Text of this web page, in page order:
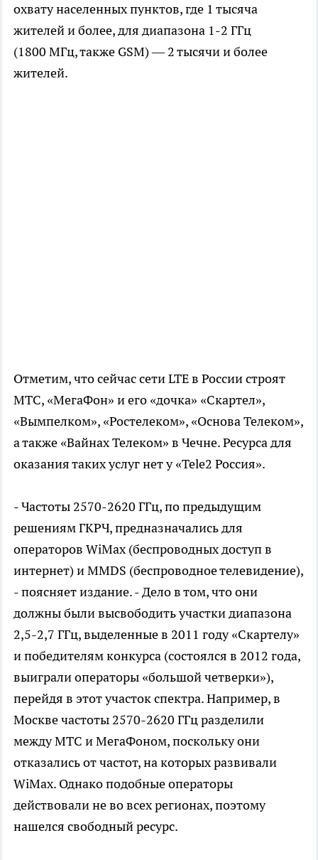
охвату населенных пунктов, где 1 тысяча
жителей и более, для диапазона 1-2 ГГц
(1800 МГц, также GSM) — 2 тысячи и более
жителей.
Отметим, что сейчас сети LTE в России строят
МТС, «МегаФон» и его «дочка» «Скартел»,
«Вымпелком», «Ростелеком», «Основа Телеком»,
а также «Вайнах Телеком» в Чечне. Ресурса для
оказания таких услуг нет у «Tele2 Россия».
- Частоты 2570-2620 ГГц, по предыдущим
решениям ГКРЧ, предназначались для
операторов WiMax (беспроводных доступ в
интернет) и MMDS (беспроводное телевидение),
- поясняет издание. - Дело в том, что они
должны были высвободить участки диапазона
2,5-2,7 ГГц, выделенные в 2011 году «Скартелу»
и победителям конкурса (состоялся в 2012 года,
выиграли операторы «большой четверки»),
перейдя в этот участок спектра. Например, в
Москве частоты 2570-2620 ГГц разделили
между МТС и МегаФоном, поскольку они
отказались от частот, на которых развивали
WiMax. Однако подобные операторы
действовали не во всех регионах, поэтому
нашелся свободный ресурс.